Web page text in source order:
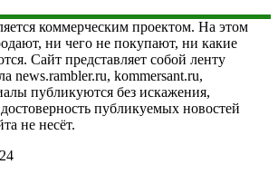
коммерческим проектом. На этом
ни чего не покупают, ни какие
Сайт представляет собой ленту
news.rambler.ru, kommersant.ru,
публикуются без искажения,
достоверность публикуемых новостей
не несёт.